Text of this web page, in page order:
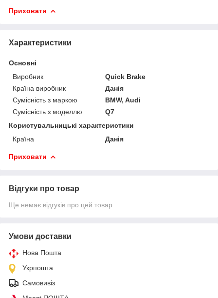
Приховати
Характеристики
Основні
Виробник
Quick Brake
Країна виробник
Данія
Сумісність з маркою
BMW, Audi
Сумісність з моделлю
Q7
Користувальницькі характеристики
Країна
Данія
Приховати
Відгуки про товар
Ще немає відгуків про цей товар
Умови доставки
Нова Пошта
Укрпошта
Самовивіз